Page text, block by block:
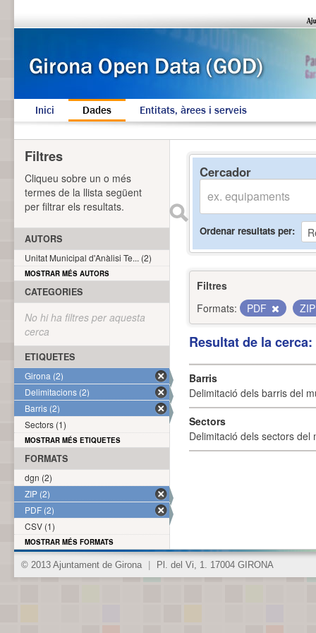
Inici Dades Entitats, àrees i serveis
Cercador
Ordenar resultats per
Filtres
Formats:
PDF
Resultat de la
Barris
Delimitació dels barris del
Sectors
Delimitació dels sectors del
Filtres
Cliqueu sobre un o més
termes de la llista següent
per filtrar els resultats.
AUTORS
Unitat Municipal d'Anàlisi Te... (2)
MOSTRAR MÉS AUTORS
CATEGORIES
No hi ha filtres per aquesta
cerca
ETIQUETES
Girona (2)
Delimitacions (2)
Barris (2)
Sectors (1)
MOSTRAR MÉS ETIQUETES
FORMATS
dgn (2)
ZIP (2)
PDF (2)
CSV (1)
MOSTRAR MÉS FORMATS
© 2013 Ajuntament de Girona Pl. del Vi, 1. 17004 GIRONA